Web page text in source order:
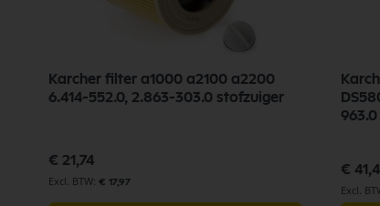
Karcher filter a1000 a2100 a2200
6.414-552.0, 2.863-303.0 stofzuiger
€ 21,74
€ 17,97
963.0
€